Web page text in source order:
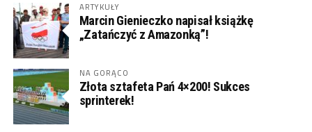
ARTYKUŁY
Marcin Gienieczko napisał książkę
„Zatańczyć z Amazonką”!
NA GORĄCO
Złota sztafeta Pań 4×200! Sukces
sprinterek!